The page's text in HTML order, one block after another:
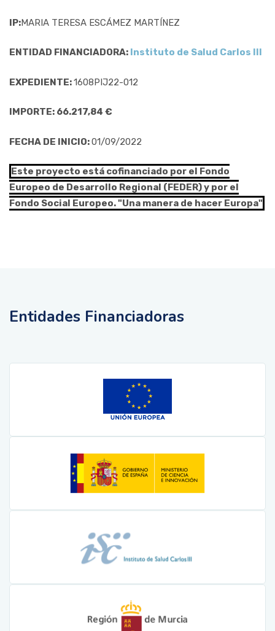
IP:MARIA TERESA ESCÁMEZ MARTÍNEZ
ENTIDAD FINANCIADORA: Instituto de Salud Carlos III
EXPEDIENTE:1608PIJ22-012
IMPORTE: 66.217,84 €
FECHA DE INICIO:01/09/2022
Este proyecto está cofinanciado por el Fondo
Europeo de Desarrollo Regional (FEDER) y por el
Fondo Social Europeo. "Una manera de hacer Europa"
Entidades Financiadoras